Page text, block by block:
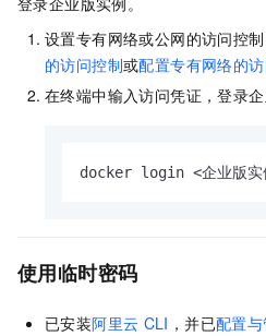
设置专有网络或公网的访问控
的访问控制或配置专有网络的
在终端中输入访问凭证，登录
docker login <企业版
使用临时密码
已安装阿里云 CLI ，并已配置